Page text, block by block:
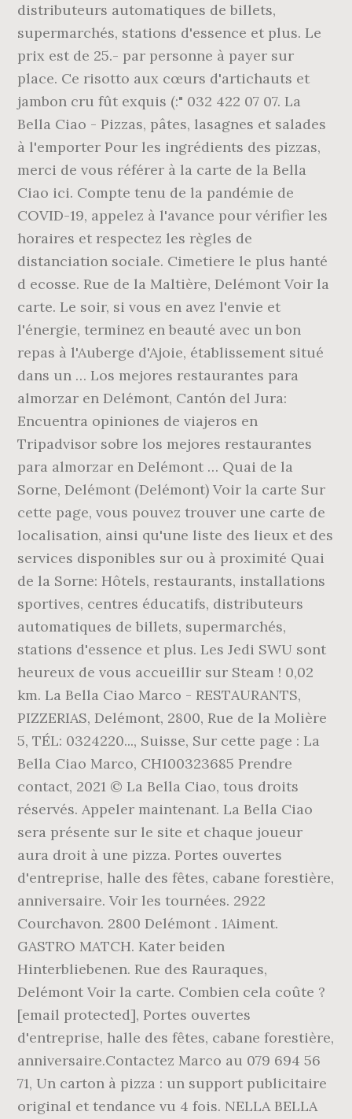
distributeurs automatiques de billets,
supermarchés, stations d'essence et plus. Le
prix est de 25.- par personne à payer sur
place. Ce risotto aux cœurs d'artichauts et
jambon cru fût exquis (:" 032 422 07 07. La
Bella Ciao - Pizzas, pâtes, lasagnes et salades
à l'emporter Pour les ingrédients des pizzas,
merci de vous référer à la carte de la Bella
Ciao ici. Compte tenu de la pandémie de
COVID-19, appelez à l'avance pour vérifier les
horaires et respectez les règles de
distanciation sociale. Cimetiere le plus hanté
d ecosse. Rue de la Maltière, Delémont Voir la
carte. Le soir, si vous en avez l'envie et
l'énergie, terminez en beauté avec un bon
repas à l'Auberge d'Ajoie, établissement situé
dans un … Los mejores restaurantes para
almorzar en Delémont, Cantón del Jura:
Encuentra opiniones de viajeros en
Tripadvisor sobre los mejores restaurantes
para almorzar en Delémont … Quai de la
Sorne, Delémont (Delémont) Voir la carte Sur
cette page, vous pouvez trouver une carte de
localisation, ainsi qu'une liste des lieux et des
services disponibles sur ou à proximité Quai
de la Sorne: Hôtels, restaurants, installations
sportives, centres éducatifs, distributeurs
automatiques de billets, supermarchés,
stations d'essence et plus. Les Jedi SWU sont
heureux de vous accueillir sur Steam ! 0,02
km. La Bella Ciao Marco - RESTAURANTS,
PIZZERIAS, Delémont, 2800, Rue de la Molière
5, TÉL: 0324220..., Suisse, Sur cette page : La
Bella Ciao Marco, CH100323685 Prendre
contact, 2021 © La Bella Ciao, tous droits
réservés. Appeler maintenant. La Bella Ciao
sera présente sur le site et chaque joueur
aura droit à une pizza. Portes ouvertes
d'entreprise, halle des fêtes, cabane forestière,
anniversaire. Voir les tournées. 2922
Courchavon. 2800 Delémont . 1Aiment.
GASTRO MATCH. Kater beiden
Hinterbliebenen. Rue des Rauraques,
Delémont Voir la carte. Combien cela coûte ?
[email protected], Portes ouvertes
d'entreprise, halle des fêtes, cabane forestière,
anniversaire.Contactez Marco au 079 694 56
71, Un carton à pizza : un support publicitaire
original et tendance vu 4 fois. NELLA BELLA